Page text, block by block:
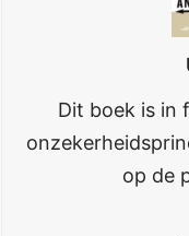
Dit boek is in
op de